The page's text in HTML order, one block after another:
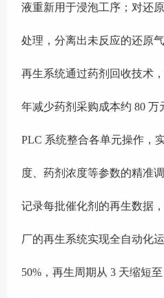
液重新用于浸泡工序；对还
处理，分离出未反应的还原
再生系统通过药剂回收技术
年减少药剂采购成本约 80
PLC 系统整合各单元操作，
度、药剂浓度等参数的精准
记录每批催化剂的再生数据
厂的再生系统实现全自动化
50%，再生周期从 3 天缩短